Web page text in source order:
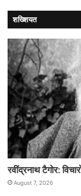
शख्शियत
रवींद्रनाथ टैगोर:
August 7, 2026